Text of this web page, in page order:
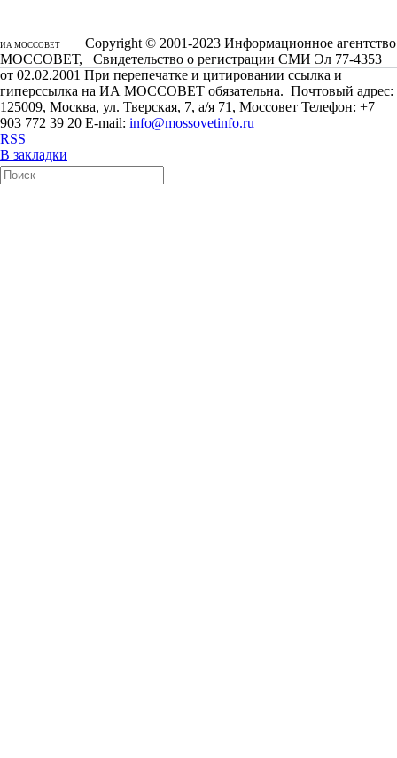
ИА МОССОВЕТ
Copyright © 2001-2023 Информационное агентство
МОССОВЕТ, Свидетельство о регистрации СМИ Эл 77-4353
от 02.02.2001 При перепечатке и цитировании ссылка и
гиперссылка на ИА МОССОВЕТ обязательна. Почтовый адрес:
125009, Москва, ул. Тверская, 7, а/я 71, Моссовет Телефон: +7
903 772 39 20 E-mail: info@mossovetinfo.ru
RSS
В закладки